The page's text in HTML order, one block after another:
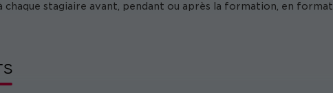
chaque stagiaire avant, pendant ou après la formation, en format